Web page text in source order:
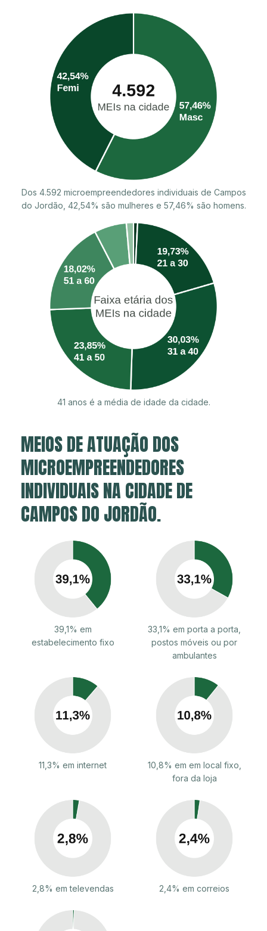
Dos 4.592 microempreendedores individuais de Campos
do Jordão, 42,54% são mulheres e 57,46% são homens.
41 anos é a média de idade da cidade.
MEIOS DE ATUAÇÃO DOS
MICROEMPREENDEDORES
INDIVIDUAIS NA CIDADE DE
CAMPOS DO JORDÃO.
39,1% em
estabelecimento fixo
33,1% em porta a porta,
postos móveis ou por
ambulantes
11,3% em internet
10,8% em em local fixo,
fora da loja
2,8% em televendas 2,4% em correios